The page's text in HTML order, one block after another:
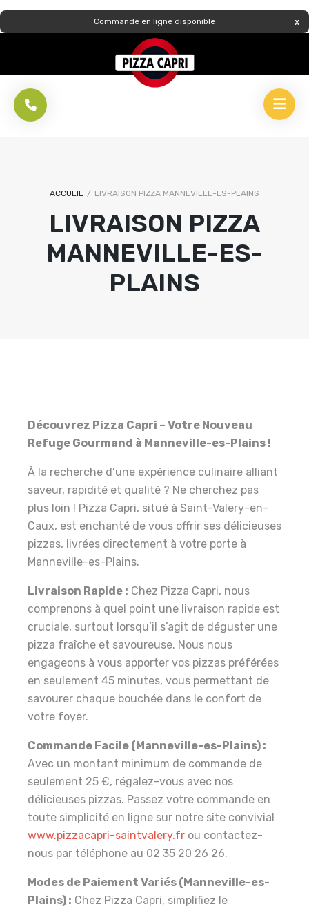
Commande en ligne disponible
ACCUEIL / LIVRAISON PIZZA MANNEVILLE-ES-PLAINS
LIVRAISON PIZZA
MANNEVILLE-ES-
PLAINS
Découvrez Pizza Capri – Votre Nouveau
Refuge Gourmand à Manneville-es-Plains !
À la recherche d’une expérience culinaire alliant
saveur, rapidité et qualité ? Ne cherchez pas
plus loin ! Pizza Capri, situé à Saint-Valery-en-
Caux, est enchanté de vous offrir ses délicieuses
pizzas, livrées directement à votre porte à
Manneville-es-Plains.
Livraison Rapide : Chez Pizza Capri, nous
comprenons à quel point une livraison rapide est
cruciale, surtout lorsqu’il s’agit de déguster une
pizza fraîche et savoureuse. Nous nous
engageons à vous apporter vos pizzas préférées
en seulement 45 minutes, vous permettant de
savourer chaque bouchée dans le confort de
votre foyer.
Commande Facile (Manneville-es-Plains) :
Avec un montant minimum de commande de
seulement 25 €, régalez-vous avec nos
délicieuses pizzas. Passez votre commande en
toute simplicité en ligne sur notre site convivial
www.pizzacapri-saintvalery.fr ou contactez-
nous par téléphone au 02 35 20 26 26.
Modes de Paiement Variés (Manneville-es-
Plains) : Chez Pizza Capri, simplifiez le